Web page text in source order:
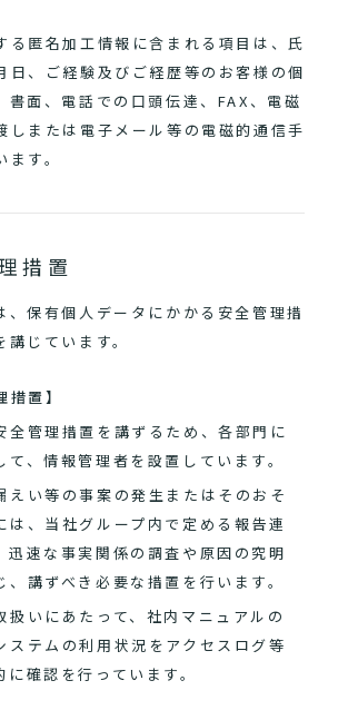
る匿名加工情報に含まれる項目は、氏
日、ご経験及びご経歴等のお客様の個
書面、電話での口頭伝達、FAX、電磁
しまたは電子メール等の電磁的通信手
す。
措置
、保有個人データにかかる安全管理措
じています。
措置】
全管理措置を講ずるため、各部門に
て、情報管理者を設置しています。
えい等の事案の発生またはそのおそ
は、当社グループ内で定める報告連
迅速な事実関係の調査や原因の究明
、講ずべき必要な措置を行います。
扱いにあたって、社内マニュアルの
ステムの利用状況をアクセスログ等
に確認を行っています。